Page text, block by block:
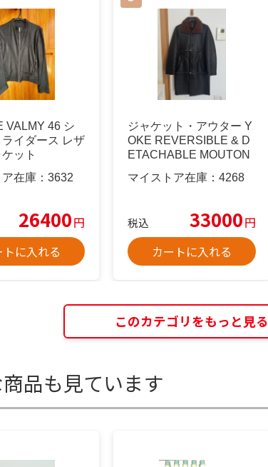
VALMY 46 シ
イダース レザ
ット
在庫： 3632
26400円
トに入れる
ジャケット・アウター Y
OKE REVERSIBLE & D
ETACHABLE MOUTON
マイストア在庫： 4268
税込 33000円
カートに入れる
このカテゴリをもっと見る
品も見ています